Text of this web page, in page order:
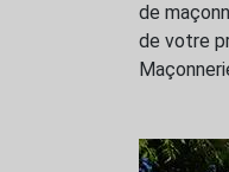
de
de votre